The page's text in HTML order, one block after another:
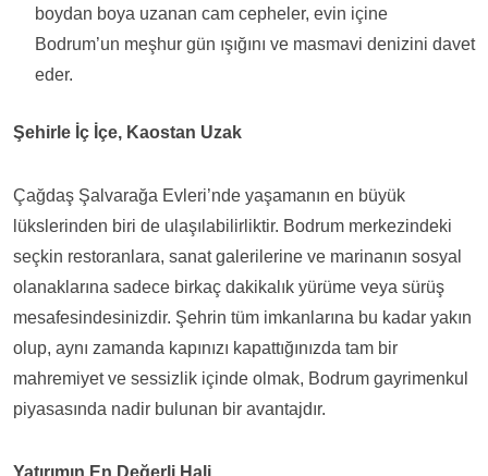
boydan boya uzanan cam cepheler, evin içine
Bodrum’un meşhur gün ışığını ve masmavi denizini davet
eder.
Şehirle İç İçe, Kaostan Uzak
Çağdaş Şalvarağa Evleri’nde yaşamanın en büyük
lükslerinden biri de ulaşılabilirliktir. Bodrum merkezindeki
seçkin restoranlara, sanat galerilerine ve marinanın sosyal
olanaklarına sadece birkaç dakikalık yürüme veya sürüş
mesafesindesinizdir. Şehrin tüm imkanlarına bu kadar yakın
olup, aynı zamanda kapınızı kapattığınızda tam bir
mahremiyet ve sessizlik içinde olmak, Bodrum gayrimenkul
piyasasında nadir bulunan bir avantajdır.